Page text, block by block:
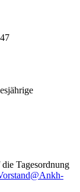
Tagesordnung